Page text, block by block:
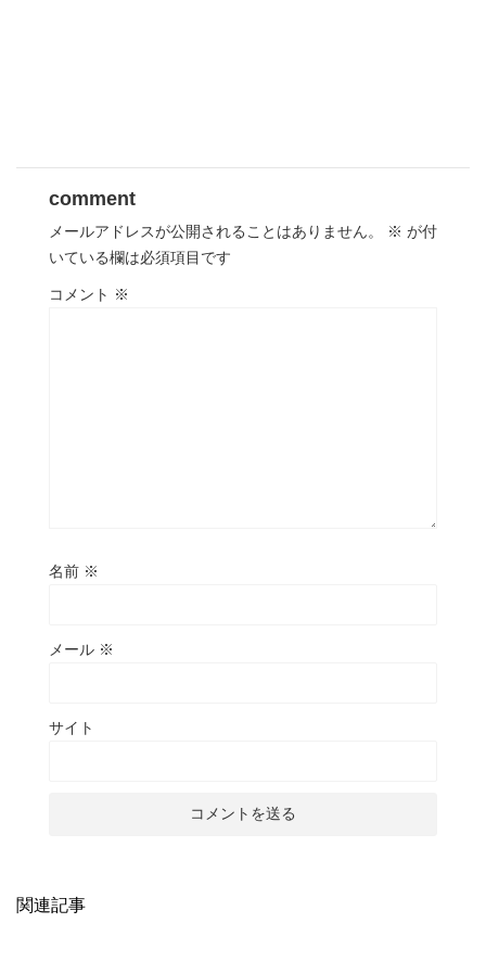
comment
メールアドレスが公開されることはありません。 ※ が付
いている欄は必須項目です
コメント ※
名前 ※
メール ※
サイト
関連記事